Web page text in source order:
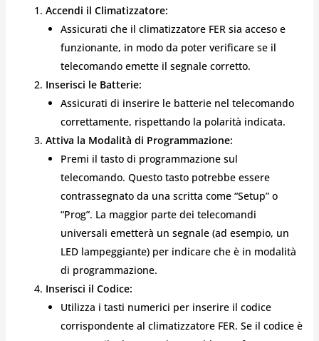
Accendi il Climatizzatore:
Assicurati che il climatizzatore FER sia acceso e
funzionante, in modo da poter verificare se il
telecomando emette il segnale corretto.
Inserisci le Batterie:
Assicurati di inserire le batterie nel telecomando
correttamente, rispettando la polarità indicata.
Attiva la Modalità di Programmazione:
Premi il tasto di programmazione sul
telecomando. Questo tasto potrebbe essere
contrassegnato da una scritta come “Setup” o
“Prog”. La maggior parte dei telecomandi
universali emetterà un segnale (ad esempio, un
LED lampeggiante) per indicare che è in modalità
di programmazione.
Inserisci il Codice:
Utilizza i tasti numerici per inserire il codice
corrispondente al climatizzatore FER. Se il codice è